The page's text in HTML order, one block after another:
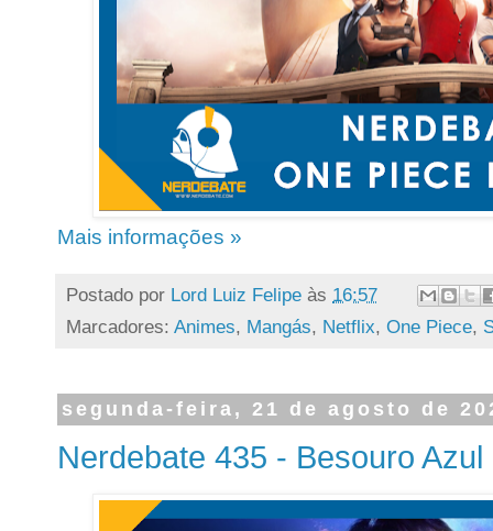
Mais informações »
Postado por Lord Luiz Felipe às 16:57
Marcadores: Animes, Mangás, Netflix, One Piece,
segunda-feira, 21 de agosto de
Nerdebate 435 - Besouro Azul